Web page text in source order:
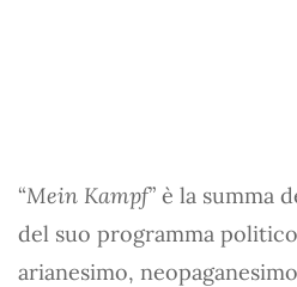
“Mein Kampf” è la summa
del suo programma
arianesimo,